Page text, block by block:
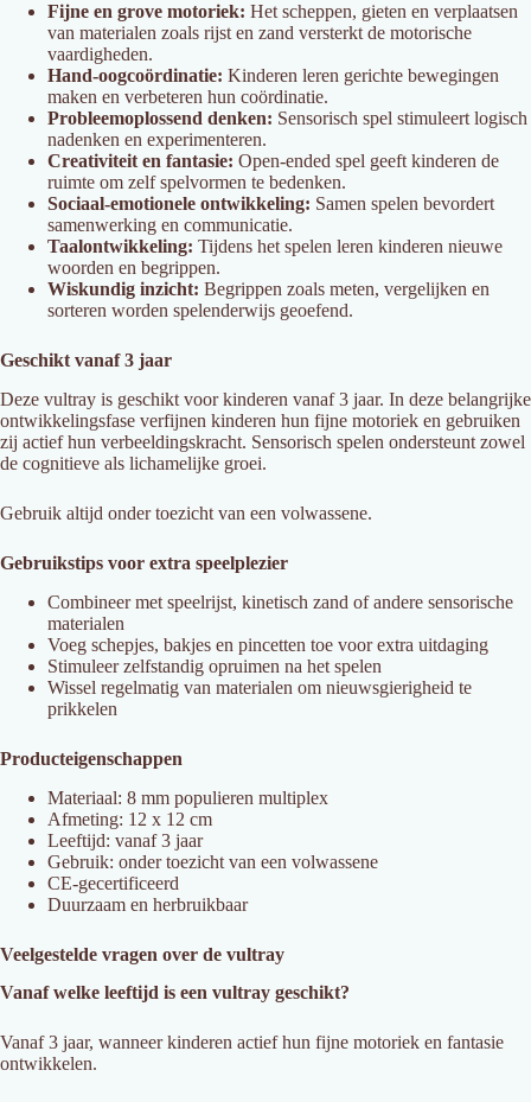
Fijne en grove motoriek: Het scheppen, gieten en verplaatsen
van materialen zoals rijst en zand versterkt de motorische
vaardigheden.
Hand-oogcoördinatie: Kinderen leren gerichte bewegingen
maken en verbeteren hun coördinatie.
Probleemoplossend denken: Sensorisch spel stimuleert logisch
nadenken en experimenteren.
Creativiteit en fantasie: Open-ended spel geeft kinderen de
ruimte om zelf spelvormen te bedenken.
Sociaal-emotionele ontwikkeling: Samen spelen bevordert
samenwerking en communicatie.
Taalontwikkeling: Tijdens het spelen leren kinderen nieuwe
woorden en begrippen.
Wiskundig inzicht: Begrippen zoals meten, vergelijken en
sorteren worden spelenderwijs geoefend.
Geschikt vanaf 3 jaar
Deze vultray is geschikt voor kinderen vanaf 3 jaar. In deze belangrijke
ontwikkelingsfase verfijnen kinderen hun fijne motoriek en gebruiken
zij actief hun verbeeldingskracht. Sensorisch spelen ondersteunt zowel
de cognitieve als lichamelijke groei.
Gebruik altijd onder toezicht van een volwassene.
Gebruikstips voor extra speelplezier
Combineer met speelrijst, kinetisch zand of andere sensorische
materialen
Voeg schepjes, bakjes en pincetten toe voor extra uitdaging
Stimuleer zelfstandig opruimen na het spelen
Wissel regelmatig van materialen om nieuwsgierigheid te
prikkelen
Producteigenschappen
Materiaal: 8 mm populieren multiplex
Afmeting: 12 x 12 cm
Leeftijd: vanaf 3 jaar
Gebruik: onder toezicht van een volwassene
CE-gecertificeerd
Duurzaam en herbruikbaar
Veelgestelde vragen over de vultray
Vanaf welke leeftijd is een vultray geschikt?
Vanaf 3 jaar, wanneer kinderen actief hun fijne motoriek en fantasie
ontwikkelen.